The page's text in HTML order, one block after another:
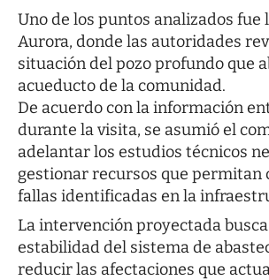
Uno de los puntos analizados fue
Aurora, donde las autoridades
situación del pozo profundo que
acueducto de la comunidad.
De acuerdo con la información
durante la visita, se asumió el
adelantar los estudios técnicos
gestionar recursos que permitan
fallas identificadas en la
La intervención proyectada
estabilidad del sistema de
reducir las afectaciones que